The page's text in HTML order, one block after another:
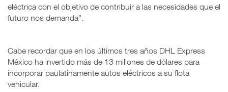
eléctrica con el objetivo de contribuir a las necesidades que el
futuro nos demanda”.
Cabe recordar que en los últimos tres años DHL Express
México ha invertido más de 13 millones de dólares para
incorporar paulatinamente autos eléctricos a su flota
vehicular.